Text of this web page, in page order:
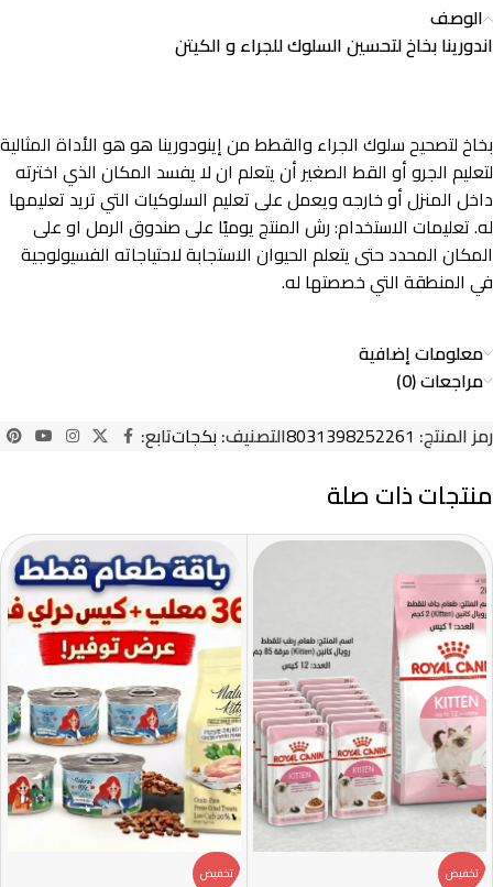
الوصف
اندورينا بخاخ لتحسين السلوك للجراء و الكيتن
بخاخ لتصحيح سلوك الجراء والقطط من إينودورينا هو هو الأداة المثالية
لتعليم الجرو أو القط الصغير أن يتعلم ان لا يفسد المكان الذي اخترته
داخل المنزل أو خارجه ويعمل على تعليم السلوكيات التي تريد تعليمها
له. تعليمات الاستخدام: رش المنتج يوميًا على صندوق الرمل او على
المكان المحدد حتى يتعلم الحيوان الاستجابة لاحتياجاته الفسيولوجية
في المنطقة التي خصصتها له.
معلومات إضافية
مراجعات (0)
رمز المنتج: 8031398252261التصنيف: بكجاتتابع:
منتجات ذات صلة
تخفيض تخفيض